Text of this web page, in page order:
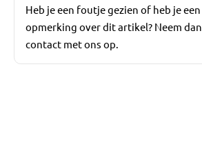
Heb je een foutje gezien of heb je een
opmerking over dit artikel? Neem dan
contact met ons op.